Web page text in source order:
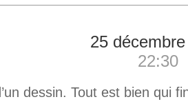
25
22:30
dessin. Tout est bien qui